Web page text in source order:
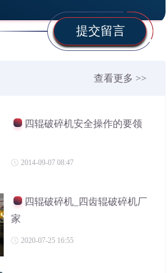
提交留言
查看更多 >>
四辊破碎机安全操作的要领
2014-09-07 08:47
四辊破碎机_四齿辊破碎机厂
家
2020-07-25 16:55